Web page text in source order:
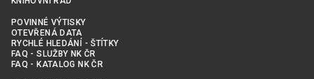
POVINNÉ VÝTISKY
OTEVŘENÁ DATA
RYCHLÉ HLEDÁNÍ - ŠTÍTKY
FAQ - SLUŽBY NK ČR
FAQ - KATALOG NK ČR